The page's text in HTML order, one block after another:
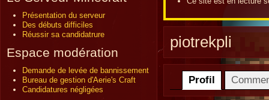
Présentation du serveur
Des débuts difficiles
Réussir sa candidatrure
Espace modération
Demande de levée de bannissement
Bureau de gestion d'Aerie's Craft
Candidatures négligées
piotrekpli
Profil